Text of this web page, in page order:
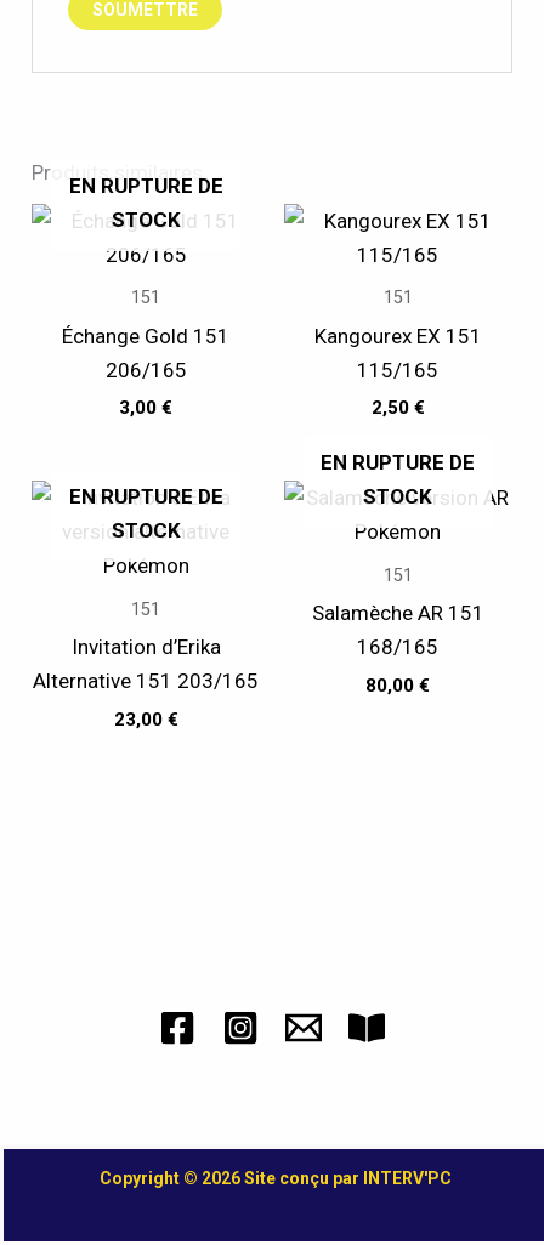
Produits similaires
EN RUPTURE DE
STOCK
151
Échange Gold 151
206/165
3,00€
151
Kangourex EX 151
115/165
2,50 €
EN RUPTURE DE
STOCK
151
Invitation d’Erika
Alternative 151 203/165
23,00 €
EN RUPTURE DE
STOCK
151
Salamèche AR 151
168/165
80,00€
Copyright © 2026 Site conçu par INTERV'PC